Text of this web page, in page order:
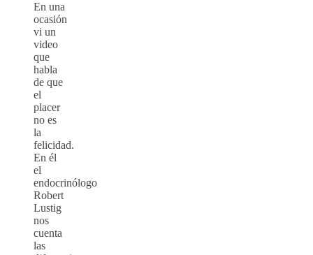
En una
ocasión
vi un
video
que
habla
de que
el
placer
no es
la
felicidad.
En él
el
endocrinólogo
Robert
Lustig
nos
cuenta
las